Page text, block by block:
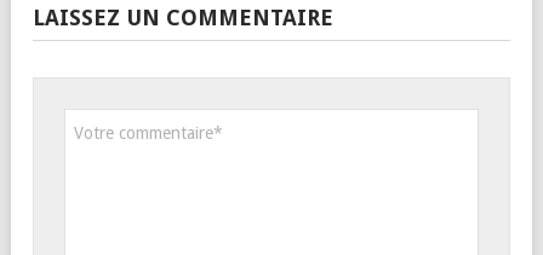
LAISSEZ UN COMMENTAIRE